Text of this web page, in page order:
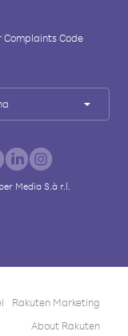
Complaints Code
Media S.à r.l.
Rakuten Marketing
About Rakuten